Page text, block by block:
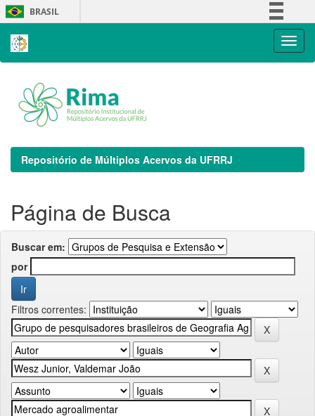
Skip
navigation
BRASIL
Repositório de Múltiplos Acervos da UFRRJ
Página de Busca
Buscar em:
por
Filtros correntes: